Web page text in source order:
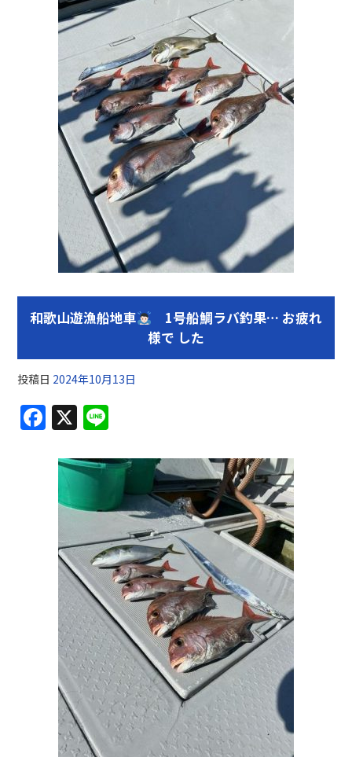
和歌山遊漁船地車
1号船鯛ラバ釣果… お疲れ
様で した
投稿日 2024年10月13日
F
a
c
e
b
o
o
k
X
e